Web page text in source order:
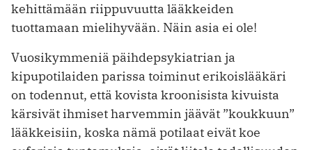
kehittämään riippuvuutta lääkkeiden
tuottamaan mielihyvään. Näin asia ei ole!
Vuosikymmeniä päihdepsykiatrian ja
kipupotilaiden parissa toiminut erikoislääkäri
on todennut, että kovista kroonisista kivuista
kärsivät ihmiset harvemmin jäävät ”koukkuun”
lääkkeisiin, koska nämä potilaat eivät koe